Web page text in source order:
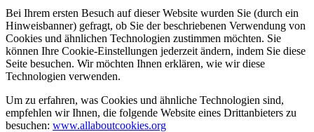
Bei Ihrem ersten Besuch auf dieser Website wurden Sie (durch ein
Hinweisbanner) gefragt, ob Sie der beschriebenen Verwendung von
Cookies und ähnlichen Technologien zustimmen möchten. Sie
können Ihre Cookie-Einstellungen jederzeit ändern, indem Sie diese
Seite besuchen. Wir möchten Ihnen erklären, wie wir diese
Technologien verwenden.
Um zu erfahren, was Cookies und ähnliche Technologien sind,
empfehlen wir Ihnen, die folgende Website eines Drittanbieters zu
besuchen: www.allaboutcookies.org